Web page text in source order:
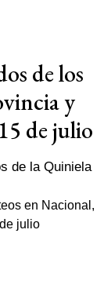
de los
y
de julio
de la Quiniela